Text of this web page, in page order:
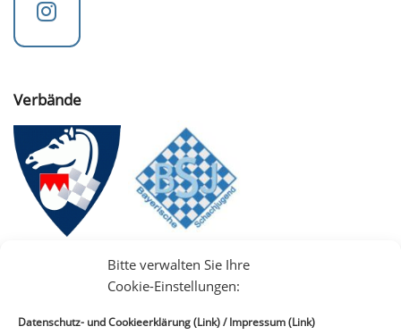
Bitte verwalten Sie Ihre
Cookie-Einstellungen:
Datenschutz- und Cookieerklärung (Link)/Impressum (Link)
Verbände